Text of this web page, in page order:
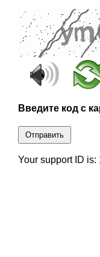
Введите код с
Отправить
Your support ID